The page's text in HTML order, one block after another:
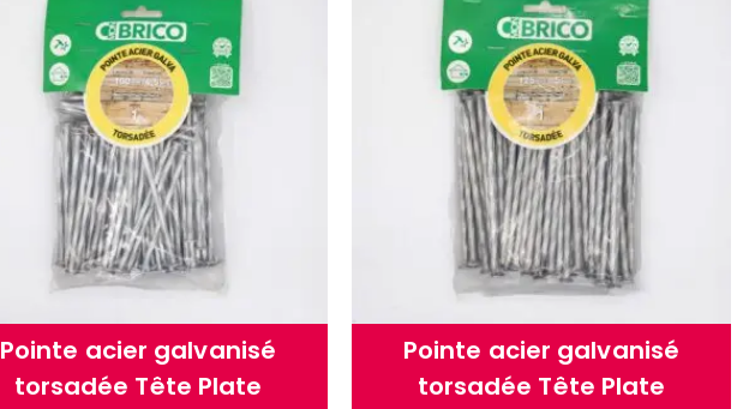
Pointe acier galvanisé
torsadée Tête Plate
Pointe acier galvanisé
torsadée Tête Plate